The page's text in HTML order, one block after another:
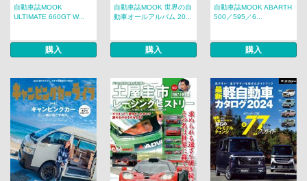
自動車誌MOOK
ULTIMATE 660GT W...
購入
自動車誌MOOK 世界の自
動車オールアルバム 20...
購入
自動車誌MOOK ABARTH
500／595／6...
購入